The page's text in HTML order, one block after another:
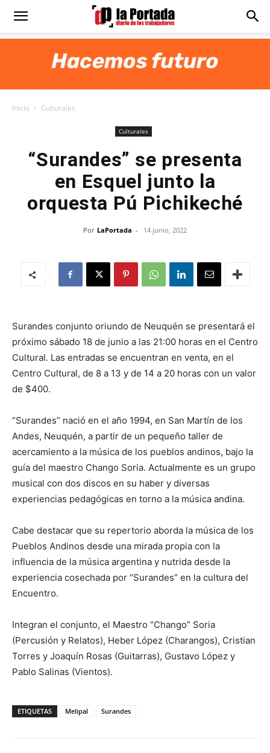
Diario
Inicio Culturales
Culturales
“Surandes” se presenta
en Esquel junto la
orquesta Pú Pichikeché
Por LaPortada - 14 junio, 2022
Surandes conjunto oriundo de Neuquén se presentará el
próximo sábado 18 de junio a las 21:00 horas en el Centro
Cultural. Las entradas se encuentran en venta, en el
Centro Cultural, de 8 a 13 y de 14 a 20 horas con un valor
de $400.
“Surandes” nació en el año 1994, en San Martín de los
Andes, Neuquén, a partir de un pequeño taller de
acercamiento a la música de los pueblos andinos, bajo la
guía del maestro Chango Soria. Actualmente es un grupo
musical con dos discos en su haber y diversas
experiencias pedagógicas en torno a la música andina.
Cabe destacar que su repertorio aborda la música de los
Pueblos Andinos desde una mirada propia con la
influencia de la música argentina y nutrida desde la
experiencia cosechada por “Surandes” en la cultura del
Encuentro.
Integran el conjunto, el Maestro “Chango” Soria
(Percusión y Relatos), Heber López (Charangos), Cristian
Torres y Joaquín Rosas (Guitarras), Gustavo López y
Pablo Salinas (Vientos).
ETIQUETAS Melipal Surandes